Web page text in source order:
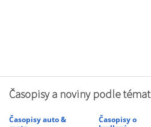
Časopisy a noviny podle témat
Časopisy auto &
Časopisy o